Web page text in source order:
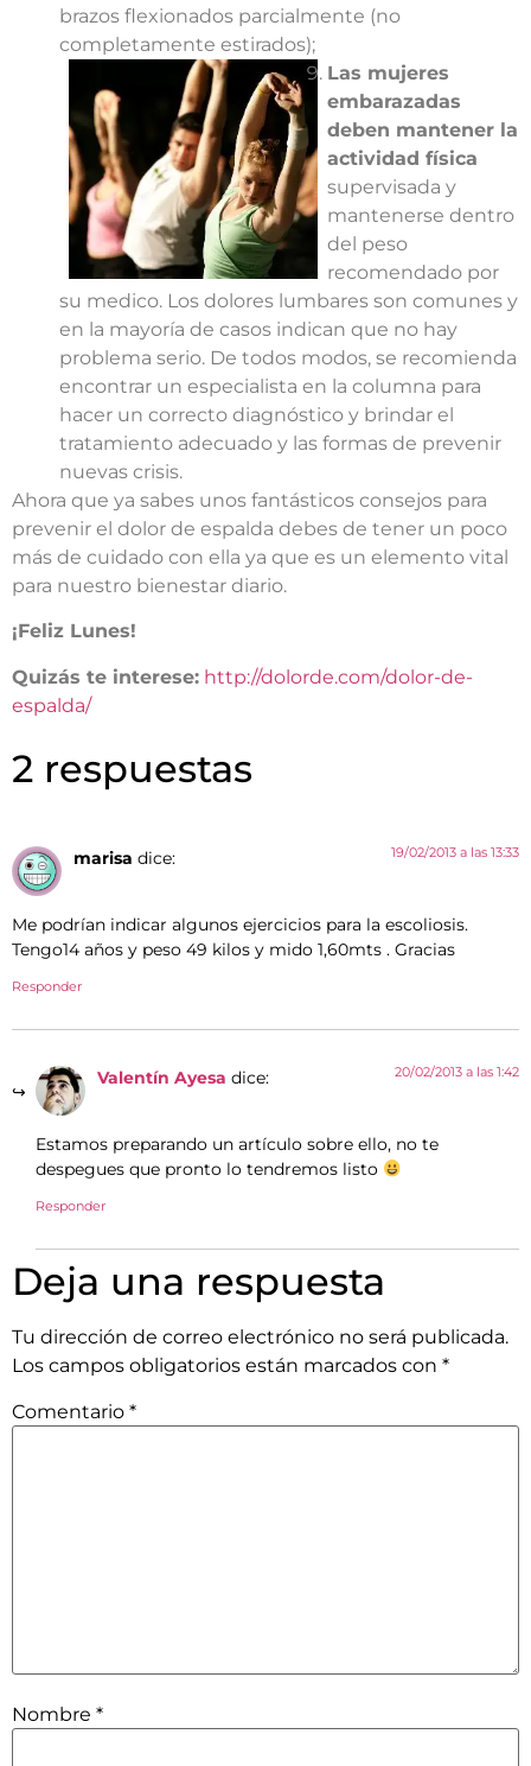
brazos flexionados parcialmente (no
completamente estirados);
Las mujeres
embarazadas
deben mantener la
actividad física
supervisada y
mantenerse dentro
del peso
recomendado por
su medico. Los dolores lumbares son comunes y
en la mayoría de casos indican que no hay
problema serio. De todos modos, se recomienda
encontrar un especialista en la columna para
hacer un correcto diagnóstico y brindar el
tratamiento adecuado y las formas de prevenir
nuevas crisis.
Ahora que ya sabes unos fantásticos consejos para
prevenir el dolor de espalda debes de tener un poco
más de cuidado con ella ya que es un elemento vital
para nuestro bienestar diario.
¡Feliz Lunes!
Quizás te interese: http://dolorde.com/dolor-de-
espalda/
2 respuestas
marisa dice: 19/02/2013 a las 13:33
Me podrían indicar algunos ejercicios para la escoliosis.
Tengo14 años y peso 49 kilos y mido 1,60mts . Gracias
Responder
Valentín Ayesa dice: 20/02/2013 a las 1:42
Estamos preparando un artículo sobre ello, no te
despegues que pronto lo tendremos listo
Responder
Deja una respuesta
Tu dirección de correo electrónico no será publicada.
Los campos obligatorios están marcados con *
Comentario *
Nombre *